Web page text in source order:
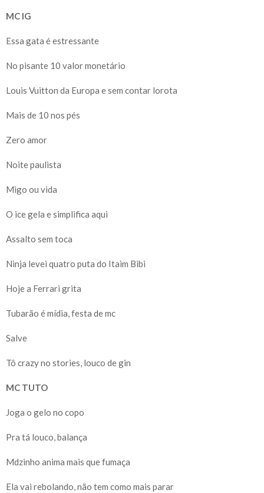
MC IG
Essa gata é estressante
No pisante 10 valor monetário
Louis Vuitton da Europa e sem contar lorota
Mais de 10 nos pés
Zero amor
Noite paulista
Migo ou vida
O ice gela e simplifica aqui
Assalto sem toca
Ninja levei quatro puta do Itaim Bibi
Hoje a Ferrari grita
Tubarão é mídia, festa de mc
Salve
Tô crazy no stories, louco de gin
MC TUTO
Joga o gelo no copo
Pra tá louco, balança
Mdzinho anima mais que fumaça
Ela vai rebolando, não tem como mais parar